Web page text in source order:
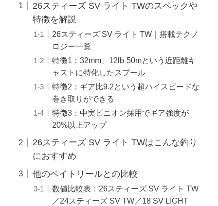
26スティーズ SV ライト TWのスペックや
特徴を解説
26スティーズ SV ライト TW｜搭載テクノ
ロジー一覧
特徴1：32mm、12lb-50mという近距離キ
ャストに特化したスプール
特徴2：ギア比9.2という超ハイスピードな
巻き取りができる
特徴3：中実ピニオン採用でギア強度が
20%以上アップ
26スティーズ SV ライト TWはこんな釣り
におすすめ
他のベイトリールとの比較
数値比較表：26スティーズ SV ライト TW
／24スティーズ SV TW／18 SV LIGHT